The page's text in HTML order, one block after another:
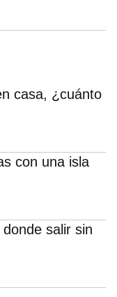
casa, ¿cuánto
con una isla
salir sin